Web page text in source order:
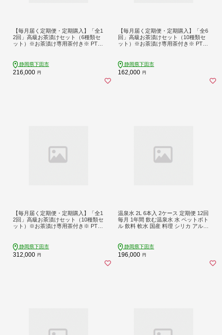
【毎月届く定期便・定期購入】「全1
2回」高級お茶漬けセット（6種類セ
ット）※お茶漬け専用茶付き※ PTS0
静岡県下田市
216,000 円
【毎月届く定期便・定期購入】「全6
回」高級お茶漬けセット（10種類セ
ット）※お茶漬け専用茶付き※ PTS0
静岡県下田市
162,000 円
【毎月届く定期便・定期購入】「全1
2回」高級お茶漬けセット（10種類セ
ット）※お茶漬け専用茶付き※ PTS0
静岡県下田市
312,000 円
温泉水 2L 6本入 2ケース 定期便 12回
毎月 1年間 飲む温泉水 水 ペットボト
ル 飲料 軟水 国産 料理 シリカ アルカ
007-00016-T
静岡県下田市
196,000 円